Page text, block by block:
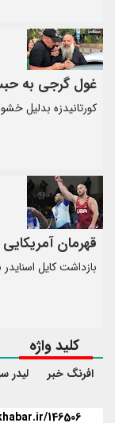
غول گرجی به
کورتانیدزه بدلیل
قهرمان
بازداشت کایل
کلید واژه
افرنگ خبر لیدر